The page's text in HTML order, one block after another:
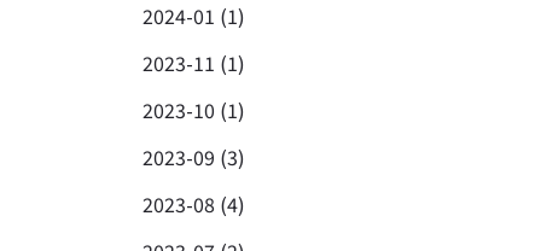
2024-01 (1)
2023-11 (1)
2023-10 (1)
2023-09 (3)
2023-08 (4)